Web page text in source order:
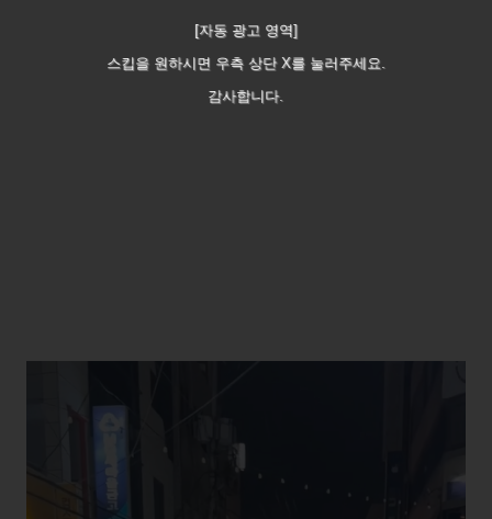
[자동 광고 영역]
스킵을 원하시면 우측 상단 X를 눌러주세요.
감사합니다.